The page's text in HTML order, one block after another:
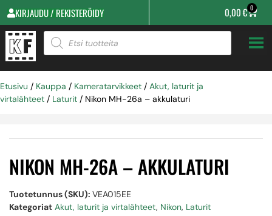
KIRJAUDU / REKISTERÖIDY 0,00€ 0
Etusivu / Kauppa / Kameratarvikkeet / Akut, laturit ja
virtalähteet / Laturit / Nikon MH-26a – akkulaturi
NIKON MH-26A – AKKULATURI
Tuotetunnus (SKU): VEA015EE
Kategoriat Akut, laturit ja virtalähteet, Nikon, Laturit